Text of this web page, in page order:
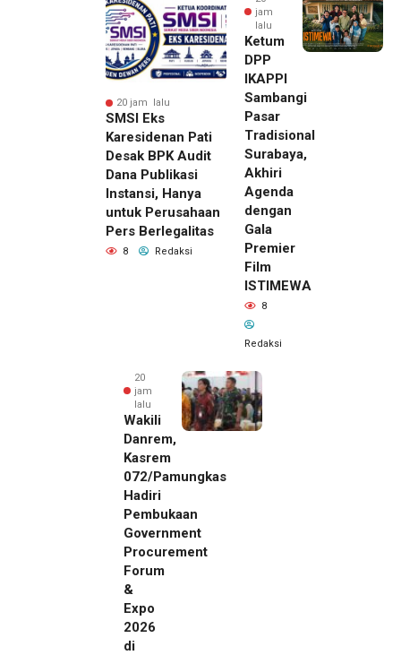
20 jam lalu
SMSI Eks
Karesidenan Pati
Desak BPK Audit
Dana Publikasi
Instansi, Hanya
untuk Perusahaan
Pers Berlegalitas
8 Redaksi
jam
lalu
Ketum
DPP
IKAPPI
Sambangi
Pasar
Tradisional
Surabaya,
Akhiri
Agenda
dengan
Gala
Premier
Film
ISTIMEWA
8
Redaksi
20
jam
lalu
Wakili
Danrem,
Kasrem
072/Pamungkas
Hadiri
Pembukaan
Government
Procurement
Forum
&
Expo
2026
di